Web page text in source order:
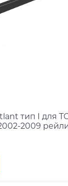
тип I для
2009